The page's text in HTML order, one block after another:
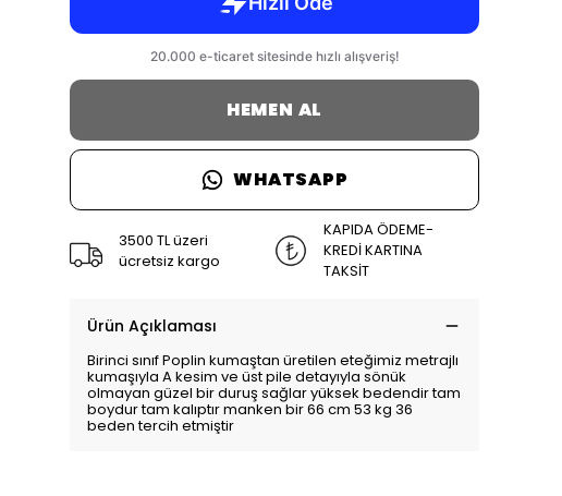
HEMEN AL
WHATSAPP
3500 TL üzeri
ücretsiz kargo
KAPIDA ÖDEME-
KREDİ KARTINA
TAKSİT
Ürün Açıklaması
Birinci sınıf Poplin kumaştan üretilen eteğimiz metrajlı
kumaşıyla A kesim ve üst pile detayıyla sönük
olmayan güzel bir duruş sağlar yüksek bedendir tam
boydur tam kalıptır manken bir 66 cm 53 kg 36
beden tercih etmiştir